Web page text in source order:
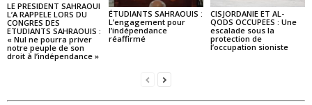
LE PRESIDENT SAHRAOUI
L’A RAPPELE LORS DU
CONGRES DES
ETUDIANTS SAHRAOUIS :
« Nul ne pourra priver
notre peuple de son
droit à l’indépendance »
ÉTUDIANTS SAHRAOUIS :
L’engagement pour
l’indépendance
réaffirmé
CISJORDANIE ET AL-
QODS OCCUPEES : Une
escalade sous la
protection de
l’occupation sioniste